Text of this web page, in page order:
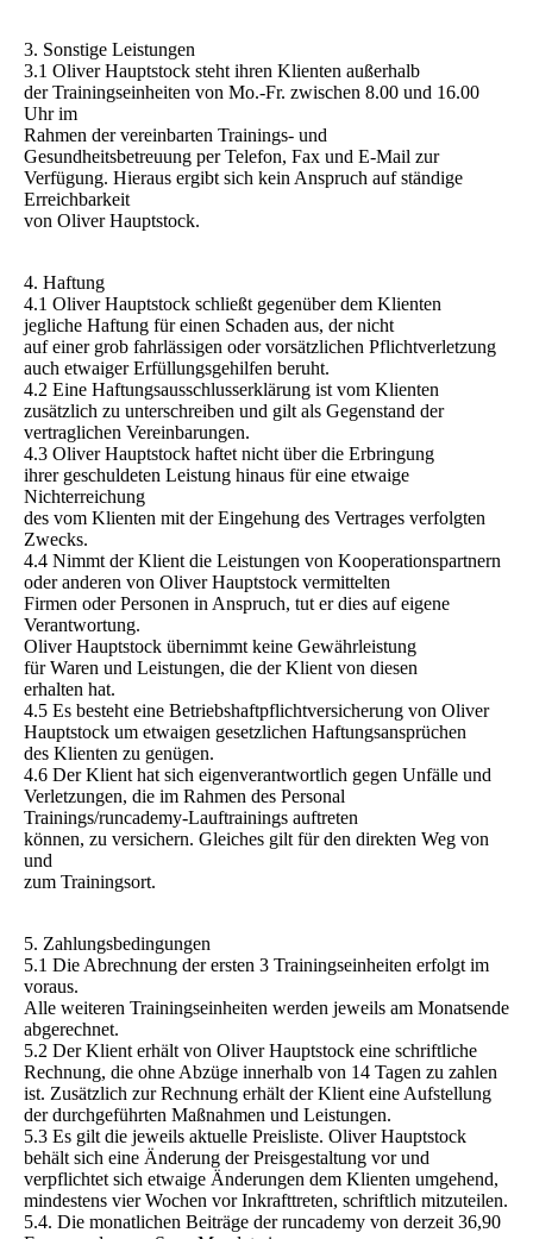
3. Sonstige Leistungen
3.1 Oliver Hauptstock steht ihren Klienten außerhalb
der Trainingseinheiten von Mo.-Fr. zwischen 8.00 und 16.00
Uhr im
Rahmen der vereinbarten Trainings- und
Gesundheitsbetreuung per Telefon, Fax und E-Mail zur
Verfügung. Hieraus ergibt sich kein Anspruch auf ständige
Erreichbarkeit
von Oliver Hauptstock.
4. Haftung
4.1 Oliver Hauptstock schließt gegenüber dem Klienten
jegliche Haftung für einen Schaden aus, der nicht
auf einer grob fahrlässigen oder vorsätzlichen Pflichtverletzung
auch etwaiger Erfüllungsgehilfen beruht.
4.2 Eine Haftungsausschlusserklärung ist vom Klienten
zusätzlich zu unterschreiben und gilt als Gegenstand der
vertraglichen Vereinbarungen.
4.3 Oliver Hauptstock haftet nicht über die Erbringung
ihrer geschuldeten Leistung hinaus für eine etwaige
Nichterreichung
des vom Klienten mit der Eingehung des Vertrages verfolgten
Zwecks.
4.4 Nimmt der Klient die Leistungen von Kooperationspartnern
oder anderen von Oliver Hauptstock vermittelten
Firmen oder Personen in Anspruch, tut er dies auf eigene
Verantwortung.
Oliver Hauptstock übernimmt keine Gewährleistung
für Waren und Leistungen, die der Klient von diesen
erhalten hat.
4.5 Es besteht eine Betriebshaftpflichtversicherung von Oliver
Hauptstock um etwaigen gesetzlichen Haftungsansprüchen
des Klienten zu genügen.
4.6 Der Klient hat sich eigenverantwortlich gegen Unfälle und
Verletzungen, die im Rahmen des Personal
Trainings/runcademy-Lauftrainings auftreten
können, zu versichern. Gleiches gilt für den direkten Weg von
und
zum Trainingsort.
5. Zahlungsbedingungen
5.1 Die Abrechnung der ersten 3 Trainingseinheiten erfolgt im
voraus.
Alle weiteren Trainingseinheiten werden jeweils am Monatsende
abgerechnet.
5.2 Der Klient erhält von Oliver Hauptstock eine schriftliche
Rechnung, die ohne Abzüge innerhalb von 14 Tagen zu zahlen
ist. Zusätzlich zur Rechnung erhält der Klient eine Aufstellung
der durchgeführten Maßnahmen und Leistungen.
5.3 Es gilt die jeweils aktuelle Preisliste. Oliver Hauptstock
behält sich eine Änderung der Preisgestaltung vor und
verpflichtet sich etwaige Änderungen dem Klienten umgehend,
mindestens vier Wochen vor Inkrafttreten, schriftlich mitzuteilen.
5.4. Die monatlichen Beiträge der runcademy von derzeit 36,90